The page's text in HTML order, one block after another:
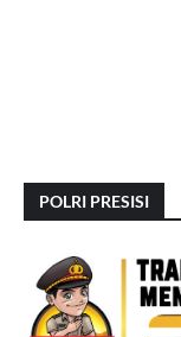
POLRI PRESISI